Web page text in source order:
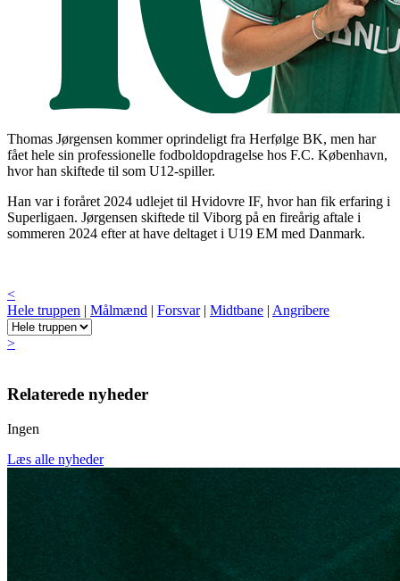
Thomas Jørgensen kommer oprindeligt fra Herfølge BK, men har
fået hele sin professionelle fodboldopdragelse hos F.C. København,
hvor han skiftede til som U12-spiller.
Han var i foråret 2024 udlejet til Hvidovre IF, hvor han fik erfaring i
Superligaen. Jørgensen skiftede til Viborg på en fireårig aftale i
sommeren 2024 efter at have deltaget i U19 EM med Danmark.
<
Hele truppen | Målmænd | Forsvar| Midtbane | Angribere
>
Relaterede nyheder
Ingen
Læs alle nyheder